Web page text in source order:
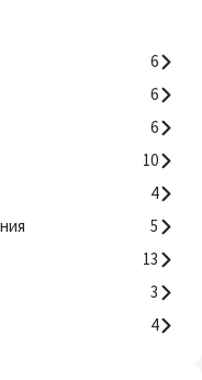
6
6
6
10
4
5
13
3
4